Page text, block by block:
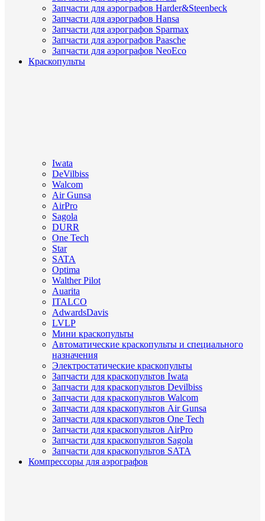
Запчасти для аэрографов Harder&Steenbeck
Запчасти для аэрографов Hansa
Запчасти для аэрографов Sparmax
Запчасти для аэрографов Paasche
Запчасти для аэрографов NeoEco
Краскопульты
Iwata
DeVilbiss
Walcom
Air Gunsa
AirPro
Sagola
DURR
One Tech
Star
SATA
Optima
Walther Pilot
Auarita
ITALCO
AdwardsDavis
LVLP
Мини краскопульты
Автоматические краскопульты и специального
назначения
Электростатические краскопульты
Запчасти для краскопультов Iwata
Запчасти для краскопультов Devilbiss
Запчасти для краскопультов Walcom
Запчасти для краскопультов Air Gunsa
Запчасти для краскопультов One Tech
Запчасти для краскопультов AirPro
Запчасти для краскопультов Sagola
Запчасти для краскопультов SATA
Компрессоры для аэрографов